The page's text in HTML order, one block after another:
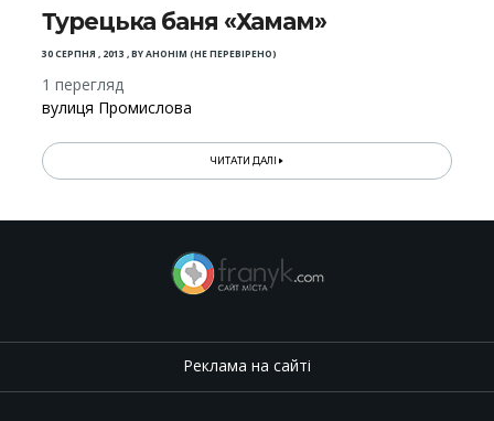
Турецька баня «Хамам»
30 СЕРПНЯ , 2013 ,BYАНОНІМ (НЕ ПЕРЕВІРЕНО)
1 перегляд
вулиця Промислова
ЧИТАТИ ДАЛІ
Реклама на сайті